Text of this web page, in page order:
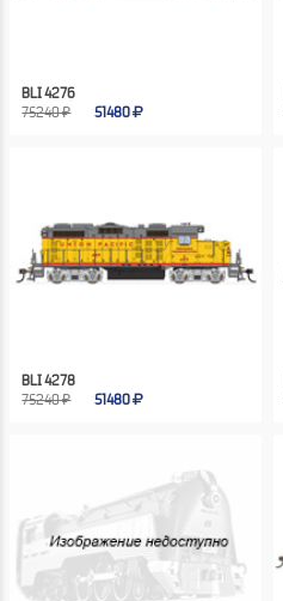
BLI 4276
75240 ₽
51480
BLI 4278
75240 ₽
51480